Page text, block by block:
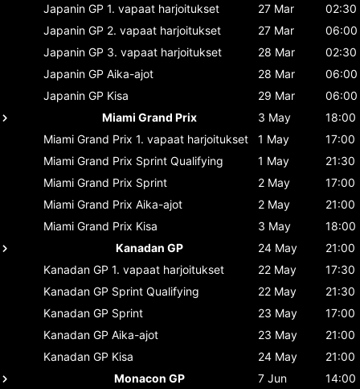
Japanin GP 1. vapaat harjoitukset 27 Mar
02:30
Japanin GP 2. vapaat harjoitukset 27 Mar
06:00
Japanin GP 3. vapaat harjoitukset 28 Mar
02:30
Japanin GP Aika-ajot 28 Mar
06:00
Japanin GP Kisa 29 Mar
06:00
Miami Grand Prix
3 May
18:00
Miami Grand Prix 1. vapaat harjoitukset 1 May
17:00
Miami Grand Prix Sprint Qualifying 1 May
21:30
Miami Grand Prix Sprint 2 May
17:00
Miami Grand Prix Aika-ajot 2 May
21:00
Miami Grand Prix Kisa 3 May
18:00
Kanadan GP
24 May
21:00
Kanadan GP 1. vapaat harjoitukset 22 May
17:30
Kanadan GP Sprint Qualifying 22 May
21:30
Kanadan GP Sprint 23 May
17:00
Kanadan GP Aika-ajot 23 May
21:00
Kanadan GP Kisa 24 May
21:00
Monacon GP
7 Jun
14:00